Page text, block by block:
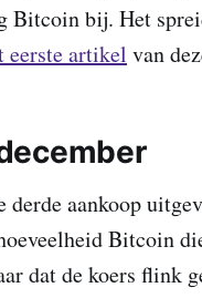
Bitcoin bij. Het
eerste artikel van
derde aankoop
Bitcoin
dat de koers flink